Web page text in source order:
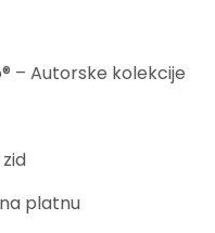
– Autorske kolekcije
platnu